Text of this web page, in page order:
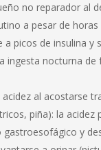
no reparador al
a pesar de horas
a picos de insulina y
ingesta nocturna de
al acostarse
piña): la acidez
y